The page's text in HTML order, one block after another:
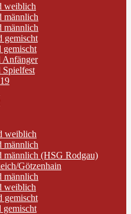
weiblich
männlich
männlich
gemischt
gemischt
Anfänger
Spielfest
weiblich
männlich
männlich (HSG Rodgau)
Götzenhain
männlich
weiblich
gemischt
gemischt